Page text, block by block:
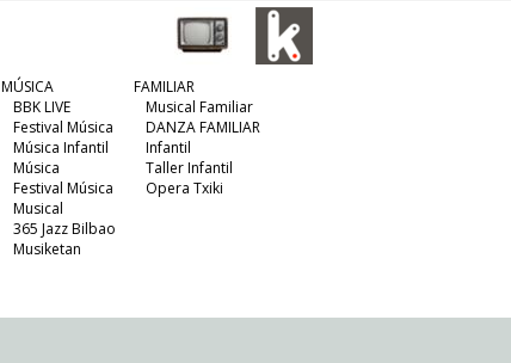
MÚSICA
BBK LIVE
Festival Música
Música Infantil
Música
Festival Música
Musical
365 Jazz Bilbao
Musiketan
FAMILIAR
Musical Familiar
DANZA FAMILIAR
Infantil
Taller Infantil
Opera Txiki